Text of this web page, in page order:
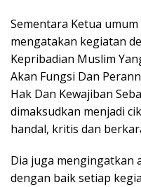
Sementara Ketua
mengatakan kegiatan
Kepribadian Muslim
Akan Fungsi Dan
Hak Dan Kewajiban
dimaksudkan menjadi
handal, kritis dan
Dia juga mengingatkan
dengan baik setiap